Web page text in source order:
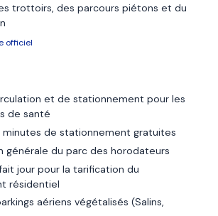
trottoirs, des parcours piétons et du
officiel
et de stationnement pour les
de santé
de stationnement gratuites
générale du parc des horodateurs
jour pour la tarification du
résidentiel
aériens végétalisés (Salins,